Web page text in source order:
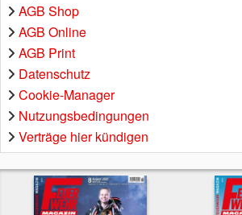
AGB Shop
AGB Online
AGB Print
Datenschutz
Cookie-Manager
Nutzungsbedingungen
Verträge hier kündigen